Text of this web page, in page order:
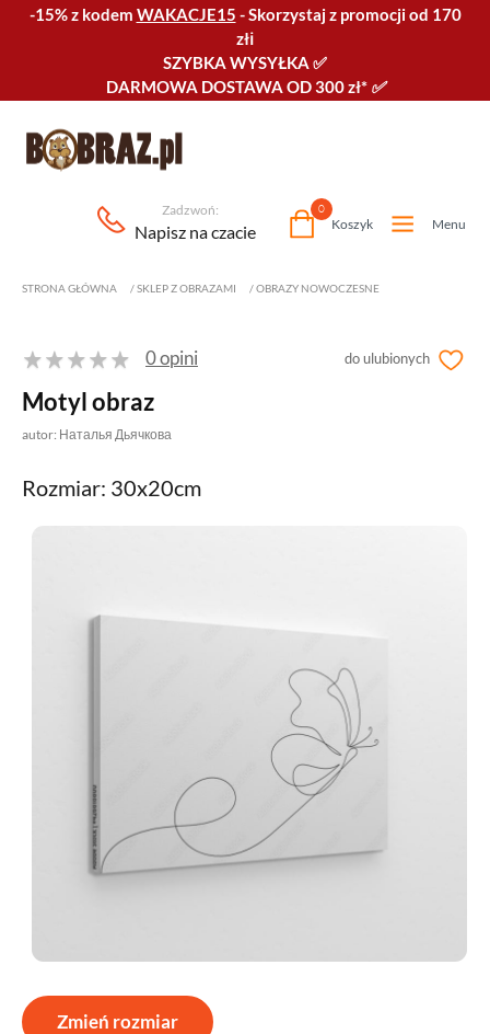
-15% z kodem WAKACJE15 -Skorzystaj z promocji od 170
złℹ️
SZYBKA WYSYŁKA ✅
DARMOWA DOSTAWA OD 300 zł* ✅
Zadzwoń:
Napisz na czacie Koszyk
0
Menu
STRONA GŁÓWNA /SKLEP Z OBRAZAMI /OBRAZY NOWOCZESNE
do ulubionych
0 opini
Motyl obraz
autor: Наталья Дьячкова
Rozmiar: 30x20cm
Zmień rozmiar